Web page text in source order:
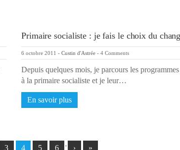
Primaire socialiste : je fais le choix du
6 octobre 2011 - Custin d'Astrée - 4 Comments
Depuis quelques mois, je parcours les
à la primaire socialiste et je leur…
En savoir plus
3 4 5 6 ' › »